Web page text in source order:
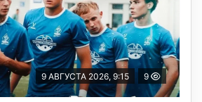
9 АВГУСТА 2026, 9:15 9